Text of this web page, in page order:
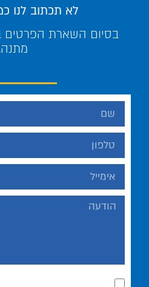
לא תכתוב לנו
בסיום השארת הפרטים
מתנה.